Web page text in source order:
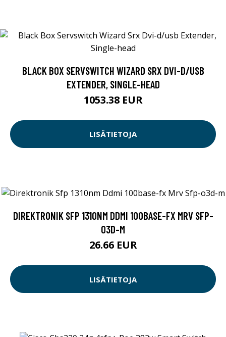
BLACK BOX SERVSWITCH WIZARD SRX DVI-D/USB
EXTENDER, SINGLE-HEAD
1053.38 EUR
LISÄTIETOJA
DIREKTRONIK SFP 1310NM DDMI 100BASE-FX MRV SFP-
O3D-M
26.66 EUR
LISÄTIETOJA